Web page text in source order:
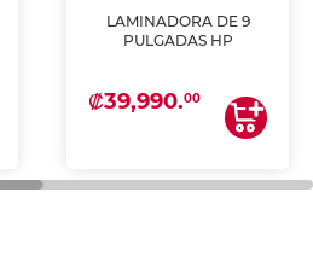
LAMINADORA DE 9
PULGADAS HP
₡39,990.00